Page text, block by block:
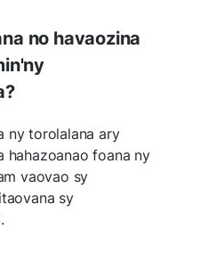
no havaozina
ny torolalana ary
hahazoanao foana ny
vaovao sy
sy